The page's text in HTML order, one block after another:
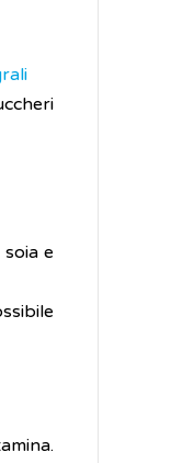
soia e